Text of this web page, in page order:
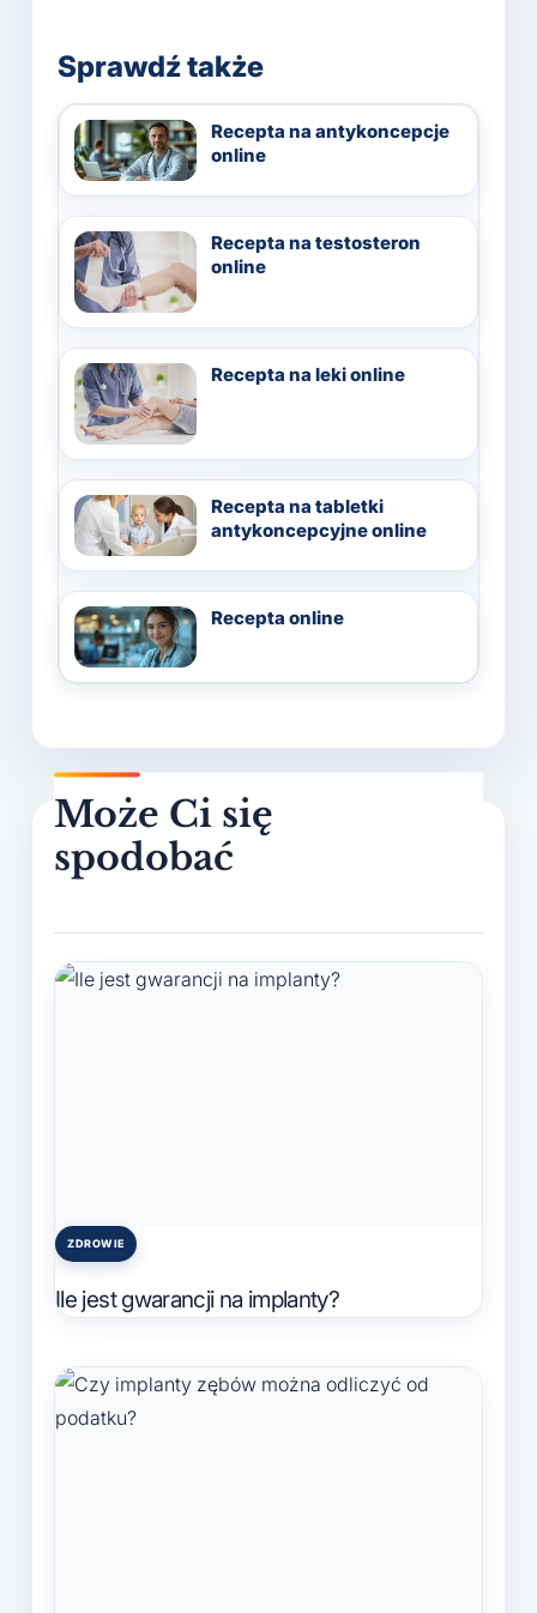
Sprawdź także
Recepta na antykoncepcje
online
Recepta na testosteron
online
Recepta na leki online
Recepta na tabletki
antykoncepcyjne online
Recepta online
Posted
ZDROWIE
Ile jest gwarancji na implanty?